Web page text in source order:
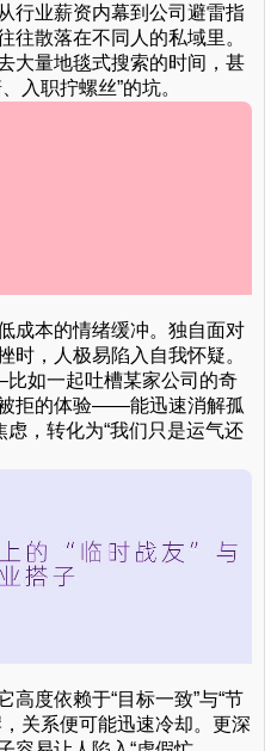
行业薪资内幕到公司避雷指
往散落在不同人的私域里。
大量地毯式搜索的时间，甚
入职拧螺丝”的坑。
成本的情绪缓冲。独自面对
时，人极易陷入自我怀疑。
如一起吐槽某家公司的奇
拒的体验——能迅速消解孤
虑，转化为“我们只是运气还
度依赖于“目标一致”与“节
关系便可能迅速冷却。更深